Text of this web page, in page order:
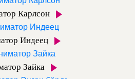
Карлсон
Индеец
Зайка